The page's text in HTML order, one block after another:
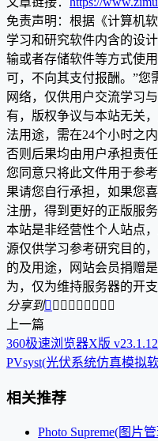
免责声明：根据《计算机
学习和研究软件内含的设
输或者存储软件等方式使
可，不向其支付报酬。”您
网络，仅供用户交流学习
有，版权争议与本站无关
法用途，需在24个小时之
否则后果均由用户承担责
您同意只将此文件用于参
果请您自行承担，如果您
注册，得到更好的正版服务
本站是非经营性个人站点
源仅供学习参考研究目的
的及用途，网站会员捐赠
为，仅为维持服务器的开
分享到        
上一篇
360极速浏览器X版
PVsyst(光伏系统仿真模拟
相关推荐
Photo Supreme(图片